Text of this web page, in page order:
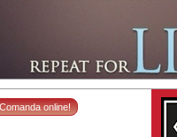
online!